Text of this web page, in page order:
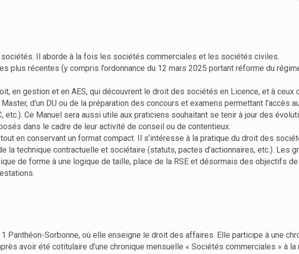
Il aborde à la fois les sociétés commerciales et les sociétés civiles.
plus récentes (y compris l’ordonnance du 12 mars 2025 portant réforme du
en gestion et en AES, qui découvrent le droit des sociétés en Licence, et à ceux
d’un DU ou de la préparation des concours et examens permettant l’accès
etc.). Ce Manuel sera aussi utile aux praticiens souhaitant se tenir à jour des
dans le cadre de leur activité de conseil ou de contentieux.
en conservant un format compact. Il s’intéresse à la pratique du droit des
la technique contractuelle et sociétaire (statuts, pactes d’actionnaires, etc.). Les
de forme à une logique de taille, place de la RSE et désormais des objectifs
Panthéon-Sorbonne, où elle enseigne le droit des affaires. Elle participe à une
avoir été cotitulaire d’une chronique mensuelle « Sociétés commerciales » à